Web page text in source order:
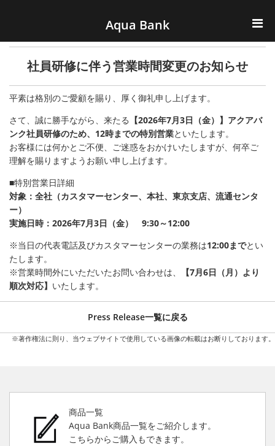
Aqua Bank
TOP
COOLIC
環境事業
社員研修に伴う営業時間変更のお知らせ
平素は格別のご愛顧を賜り、厚く御礼申し上げます。
さて、誠に勝手ながら、来たる 【2026年7月3日（金）】アクアバ
ンク社員研修のため、12時までの特別営業といたします。
お客様には何かとご不便、ご迷惑をおかけいたしますが、何卒ご
理解を賜りますようお願い申し上げます。
■特別営業日詳細
対象：全社（カスタマーセンター、本社、東京支店、流通センタ
ー）
実施日時：2026年7月3日（金） 9:30～12:00
※当日の代表電話及びカスタマーセンターの業務は12:00までとい
たします。
※営業時間外にいただいたお問い合わせは、
【7月6日（月）より
順次対応】 いたします。
Press Release一覧に戻る
※著作権法に則り、当ウェブサイトで使用している画像の転載はお断りしております。
商品一覧
Aqua Bank商品一覧をご紹介します。
こちらからご購入もできます。